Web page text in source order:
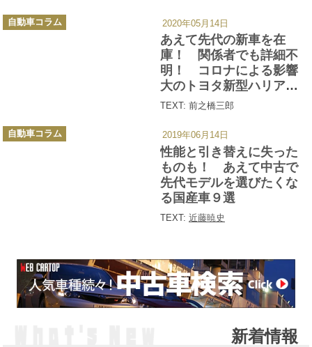
あえて先代の新車を在
庫！ 関係者でも詳細不
明！ コロナによる影響
大のトヨタ新型ハリアー
とディーラーの現状
TEXT: 前之橋三郎
カ
テ
自動車コラム 2020年05月14日
性能と引き替えに失った
ものも！ あえて中古で
先代モデルを選びたくな
る国産車９選
TEXT: 近藤暁史
カ
テ
自動車コラム 2019年06月14日
新着情報